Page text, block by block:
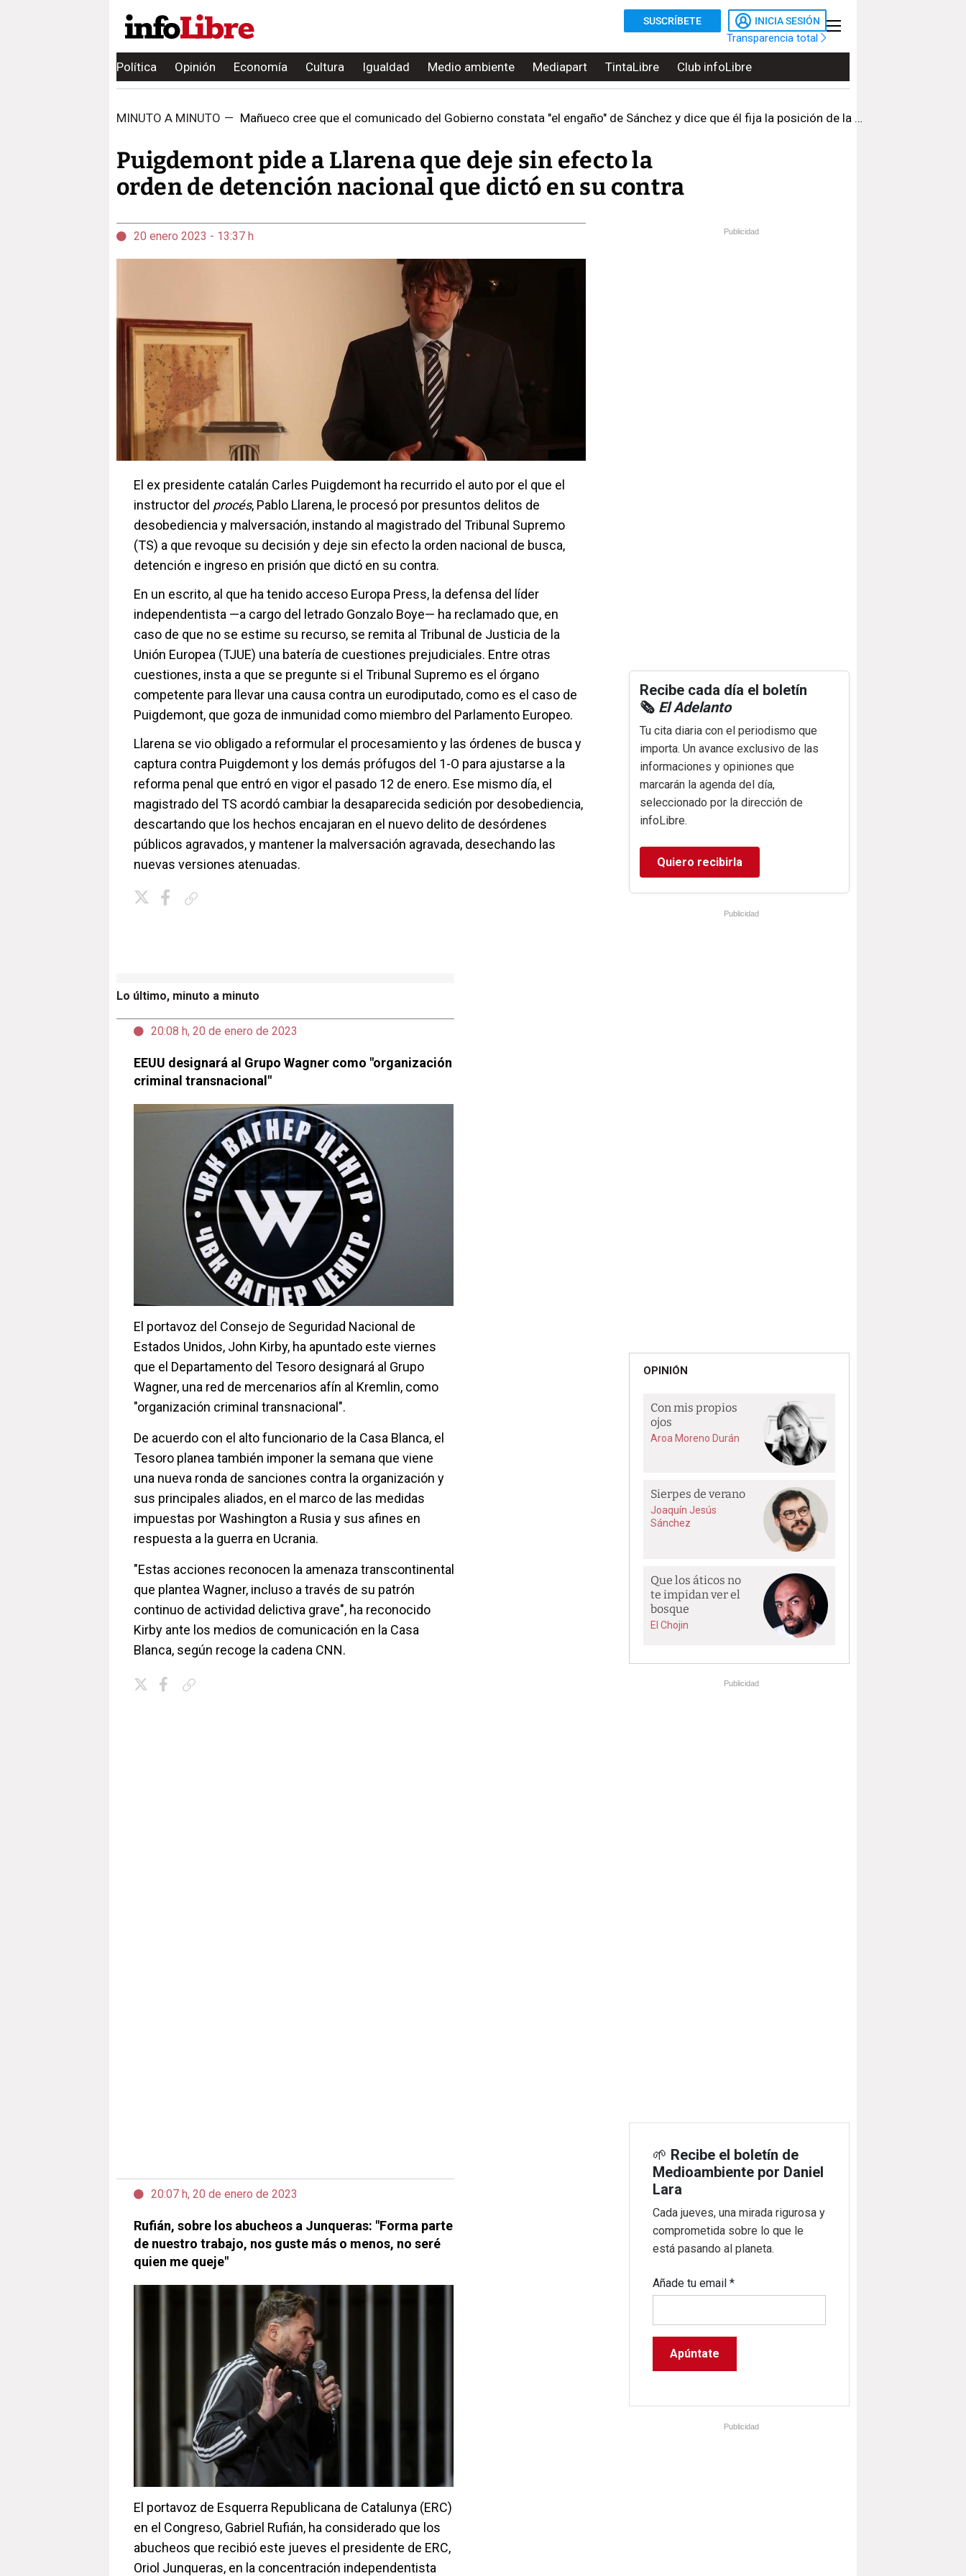
SUSCRÍBETE INICIA SESIÓN
Transparencia total
Política Opinión Economía Cultura Igualdad Medio ambiente Mediapart TintaLibre Club infoLibre
MINUTO A MINUTO — Mañueco cree que el comunicado del Gobierno constata "el engaño" de Sánchez y dice que él fija la posición de la Junta
Puigdemont pide a Llarena que deje sin efecto la
orden de detención nacional que dictó en su contra
20 enero 2023 - 13:37 h
El ex presidente catalán Carles Puigdemont ha recurrido el auto por el que el
instructor del procés, Pablo Llarena, le procesó por presuntos delitos de
desobediencia y malversación, instando al magistrado del Tribunal Supremo
(TS) a que revoque su decisión y deje sin efecto la orden nacional de busca,
detención e ingreso en prisión que dictó en su contra.
En un escrito, al que ha tenido acceso Europa Press, la defensa del líder
independentista —a cargo del letrado Gonzalo Boye— ha reclamado que, en
caso de que no se estime su recurso, se remita al Tribunal de Justicia de la
Unión Europea (TJUE) una batería de cuestiones prejudiciales. Entre otras
cuestiones, insta a que se pregunte si el Tribunal Supremo es el órgano
competente para llevar una causa contra un eurodiputado, como es el caso de
Puigdemont, que goza de inmunidad como miembro del Parlamento Europeo.
Llarena se vio obligado a reformular el procesamiento y las órdenes de busca y
captura contra Puigdemont y los demás prófugos del 1-O para ajustarse a la
reforma penal que entró en vigor el pasado 12 de enero. Ese mismo día, el
magistrado del TS acordó cambiar la desaparecida sedición por desobediencia,
descartando que los hechos encajaran en el nuevo delito de desórdenes
públicos agravados, y mantener la malversación agravada, desechando las
nuevas versiones atenuadas.
Lo último, minuto a minuto
20:08 h, 20 de enero de 2023
EEUU designará al Grupo Wagner como "organización
criminal transnacional"
El portavoz del Consejo de Seguridad Nacional de
Estados Unidos, John Kirby, ha apuntado este viernes
que el Departamento del Tesoro designará al Grupo
Wagner, una red de mercenarios afín al Kremlin, como
"organización criminal transnacional".
De acuerdo con el alto funcionario de la Casa Blanca, el
Tesoro planea también imponer la semana que viene
una nueva ronda de sanciones contra la organización y
sus principales aliados, en el marco de las medidas
impuestas por Washington a Rusia y sus afines en
respuesta a la guerra en Ucrania.
"Estas acciones reconocen la amenaza transcontinental
que plantea Wagner, incluso a través de su patrón
continuo de actividad delictiva grave", ha reconocido
Kirby ante los medios de comunicación en la Casa
Blanca, según recoge la cadena CNN.
20:07 h, 20 de enero de 2023
Rufián, sobre los abucheos a Junqueras: "Forma parte
de nuestro trabajo, nos guste más o menos, no seré
quien me queje"
El portavoz de Esquerra Republicana de Catalunya (ERC)
en el Congreso, Gabriel Rufián, ha considerado que los
abucheos que recibió este jueves el presidente de ERC,
Oriol Junqueras, en la concentración independentista
Publicidad
Recibe cada día el boletín
🗞️ El Adelanto
Tu cita diaria con el periodismo que
importa. Un avance exclusivo de las
informaciones y opiniones que
marcarán la agenda del día,
seleccionado por la dirección de
infoLibre.
Quiero recibirla
Publicidad
OPINIÓN
Con mis propios
ojos
Aroa Moreno Durán
Sierpes de verano
Joaquín Jesús
Sánchez
Que los áticos no
te impidan ver el
bosque
El Chojin
Publicidad
🌱 Recibe el boletín de
Medioambiente por Daniel
Lara
Cada jueves, una mirada rigurosa y
comprometida sobre lo que le
está pasando al planeta.
Añade tu email*
Publicidad